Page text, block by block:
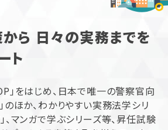
ら 日々の実務までを
ト
」をはじめ、日本で唯一の警察官向
のほか、わかりやすい実務法学シリ
、マンガで学ぶシリーズ等、昇任試験